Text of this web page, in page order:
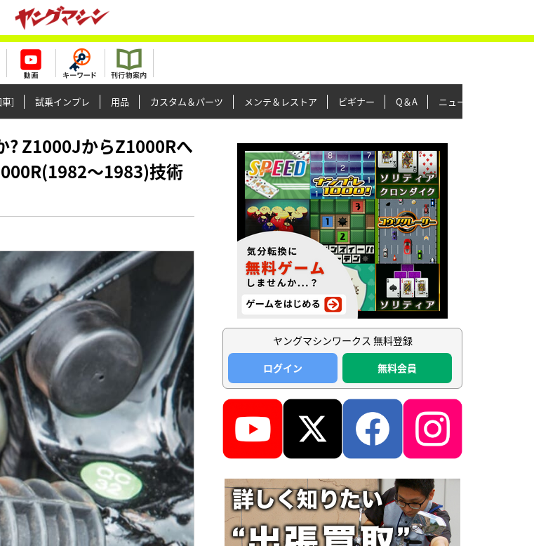
] 試乗インプレ 用品 カスタム＆パーツ メンテ＆レストア ビギナー Q＆A ニュース＆トピックス
Z1000JからZ1000Rへ
～1983)技術
ヤングマシンワークス 無料登録
ログイン
無料会員